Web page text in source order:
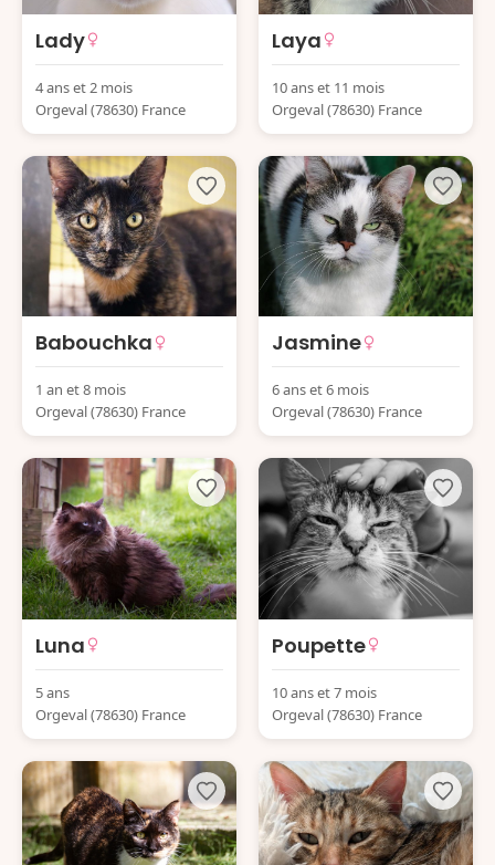
Lady
4 ans et 2 mois
Orgeval (78630) France
Laya
10 ans et 11 mois
Orgeval (78630) France
Babouchka
1 an et 8 mois
Orgeval (78630) France
Jasmine
6 ans et 6 mois
Orgeval (78630) France
Luna
5 ans
Orgeval (78630) France
Poupette
10 ans et 7 mois
Orgeval (78630) France